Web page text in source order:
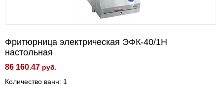
Фритюрница электрическая ЭФК-40/1Н
настольная
86 160.47 руб.
Количество ванн: 1